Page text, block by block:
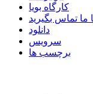
کارگاه بویا
ما تماس بگیرید
دانلود
سرویس
برچسب ها